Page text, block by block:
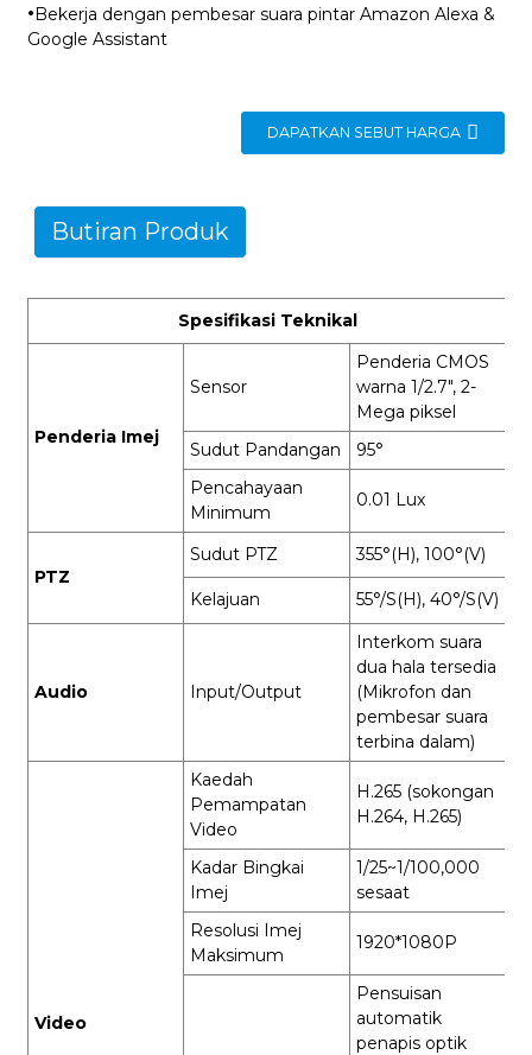
·Bekerja dengan pembesar suara pintar Amazon Alexa &
Google Assistant
DAPATKAN SEBUT HARGA
Butiran Produk
Spesifikasi Teknikal
Penderia Imej
Sensor
Penderia CMOS
warna 1/2.7", 2-
Mega piksel
Sudut Pandangan
95°
Pencahayaan
Minimum
0.01 Lux
PTZ
Sudut PTZ 355°(H), 100°(V)
Kelajuan 55°/S(H), 40°/S(V)
Audio Input/Output
Interkom suara
dua hala tersedia
(Mikrofon dan
pembesar suara
terbina dalam)
Video
Kaedah
Pemampatan
Video
H.265 (sokongan
H.264, H.265)
Kadar Bingkai
Imej
1/25~1/100,000
sesaat
Resolusi Imej
Maksimum
1920*1080P
Pensuisan
automatik
penapis optik